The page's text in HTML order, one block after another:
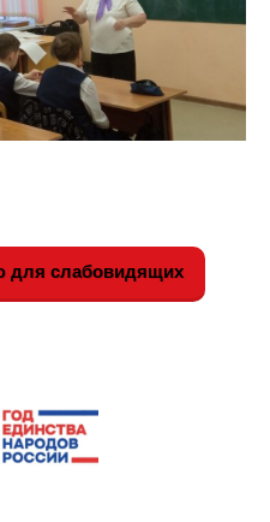
для слабовидящих